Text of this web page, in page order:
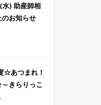
水) 助産師相
お知らせ
☆あつまれ！
きらりっこ